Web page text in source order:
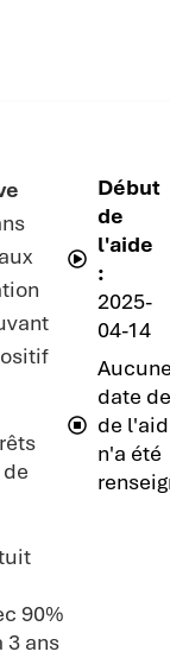
90%
3 ans
Début
de
l'aide
:
2025-
04-14
date
de
n'a été